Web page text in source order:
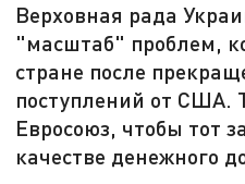
Верховная рада
"масштаб" проблем,
стране после
поступлений от США.
Евросоюз, чтобы тот
качестве денежного